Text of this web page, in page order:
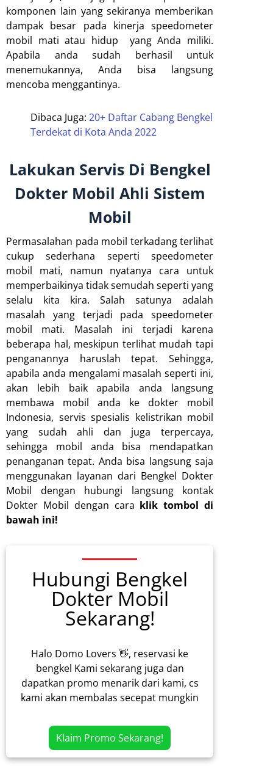
komponen lain yang sekiranya memberikan
dampak besar pada kinerja speedometer
mobil mati atau hidup yang Anda miliki.
Apabila anda sudah berhasil untuk
menemukannya, Anda bisa langsung
mencoba menggantinya.
Dibaca Juga: 20+ Daftar Cabang Bengkel
Terdekat di Kota Anda 2022
Lakukan Servis Di Bengkel
Dokter Mobil Ahli Sistem
Mobil
Permasalahan pada mobil terkadang terlihat
cukup sederhana seperti speedometer
mobil mati, namun nyatanya cara untuk
memperbaikinya tidak semudah seperti yang
selalu kita kira. Salah satunya adalah
masalah yang terjadi pada speedometer
mobil mati. Masalah ini terjadi karena
beberapa hal, meskipun terlihat mudah tapi
penganannya haruslah tepat. Sehingga,
apabila anda mengalami masalah seperti ini,
akan lebih baik apabila anda langsung
membawa mobil anda ke dokter mobil
Indonesia, servis spesialis kelistrikan mobil
yang sudah ahli dan juga terpercaya,
sehingga mobil anda bisa mendapatkan
penanganan tepat. Anda bisa langsung saja
menggunakan layanan dari Bengkel Dokter
Mobil dengan hubungi langsung kontak
Dokter Mobil dengan cara klik tombol di
bawah ini!
Hubungi Bengkel
Dokter Mobil
Sekarang!
Halo Domo Lovers 👋, reservasi ke
bengkel Kami sekarang juga dan
dapatkan promo menarik dari kami, cs
kami akan membalas secepat mungkin
Klaim Promo Sekarang!